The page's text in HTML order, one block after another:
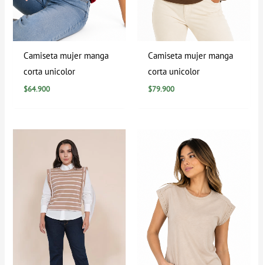
Camiseta mujer manga
corta unicolor
$64.900
Camiseta mujer manga
corta unicolor
$79.900